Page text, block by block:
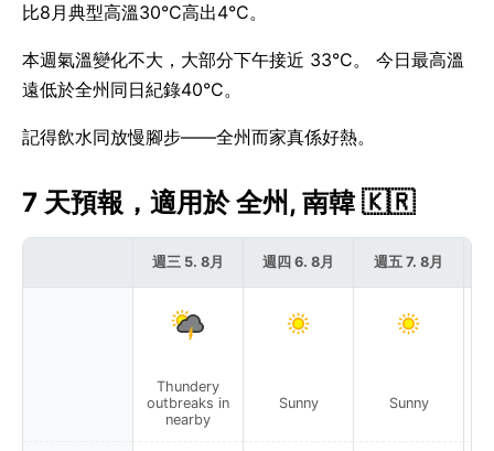
比8月典型高溫30°C高出4°C。
本週氣溫變化不大，大部分下午接近 33°C。 今日最高溫
遠低於全州同日紀錄40°C。
記得飲水同放慢腳步——全州而家真係好熱。
7 天預報，適用於 全州, 南韓 🇰🇷
週三 5. 8月
Thundery
outbreaks in
nearby
週四 6. 8月
Sunny
週五 7. 8月
Sunny